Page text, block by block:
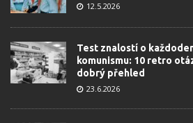
12.5.2026
Test znalostí o
komunismu: 10 retro
dobrý přehled
23.6.2026